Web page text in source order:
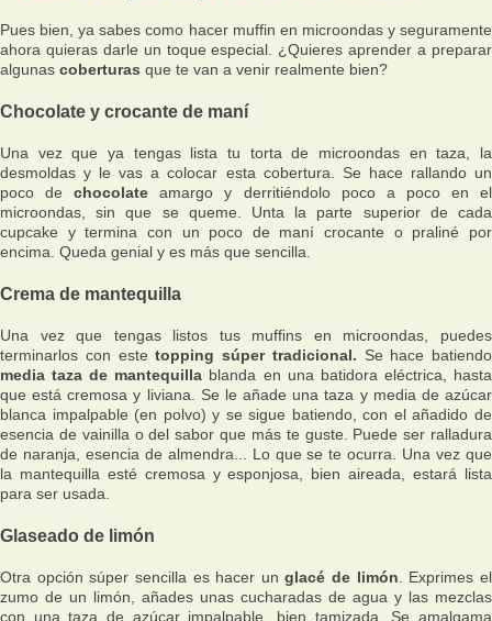
Pues bien, ya sabes como hacer muffin en microondas y seguramente
ahora quieras darle un toque especial. ¿Quieres aprender a preparar
algunas coberturas que te van a venir realmente bien?
Chocolate y crocante de maní
Una vez que ya tengas lista tu torta de microondas en taza, la
desmoldas y le vas a colocar esta cobertura. Se hace rallando un
poco dechocolate amargo y derritiéndolo poco a poco en el
microondas, sin que se queme. Unta la parte superior de cada
cupcake y termina con un poco de maní crocante o praliné por
encima. Queda genial y es más que sencilla.
Crema de mantequilla
Una vez que tengas listos tus muffins en microondas, puedes
terminarlos con estetopping súper tradicional. Se hace batiendo
media taza de mantequilla blanda en una batidora eléctrica, hasta
que está cremosa y liviana. Se le añade una taza y media de azúcar
blanca impalpable (en polvo) y se sigue batiendo, con el añadido de
esencia de vainilla o del sabor que más te guste. Puede ser ralladura
de naranja, esencia de almendra... Lo que se te ocurra. Una vez que
la mantequilla esté cremosa y esponjosa, bien aireada, estará lista
para ser usada.
Glaseado de limón
Otra opción súper sencilla es hacer unglacé de limón . Exprimes el
zumo de un limón, añades unas cucharadas de agua y las mezclas
con una taza de azúcar impalpable, bien tamizada. Se amalgama